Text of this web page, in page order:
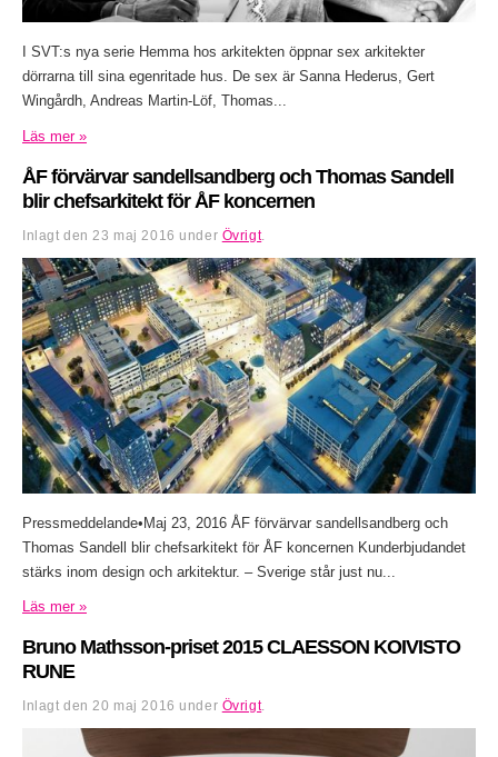
I SVT:s nya serie Hemma hos arkitekten öppnar sex arkitekter
dörrarna till sina egenritade hus. De sex är Sanna Hederus, Gert
Wingårdh, Andreas Martin-Löf, Thomas...
Läs mer »
ÅF förvärvar sandellsandberg och Thomas Sandell
blir chefsarkitekt för ÅF koncernen
Inlagt den 23 maj 2016 under Övrigt.
Pressmeddelande•Maj 23, 2016 ÅF förvärvar sandellsandberg och
Thomas Sandell blir chefsarkitekt för ÅF koncernen Kunderbjudandet
stärks inom design och arkitektur. – Sverige står just nu...
Läs mer »
Bruno Mathsson-priset 2015 CLAESSON KOIVISTO
RUNE
Inlagt den 20 maj 2016 under Övrigt.